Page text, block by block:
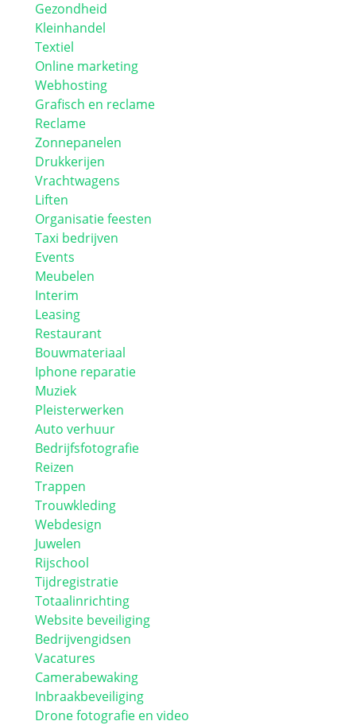
Gezondheid
Kleinhandel
Textiel
Online marketing
Webhosting
Grafisch en reclame
Reclame
Zonnepanelen
Drukkerijen
Vrachtwagens
Liften
Organisatie feesten
Taxi bedrijven
Events
Meubelen
Interim
Leasing
Restaurant
Bouwmateriaal
Iphone reparatie
Muziek
Pleisterwerken
Auto verhuur
Bedrijfsfotografie
Reizen
Trappen
Trouwkleding
Webdesign
Juwelen
Rijschool
Tijdregistratie
Totaalinrichting
Website beveiliging
Bedrijvengidsen
Vacatures
Camerabewaking
Inbraakbeveiliging
Drone fotografie en video